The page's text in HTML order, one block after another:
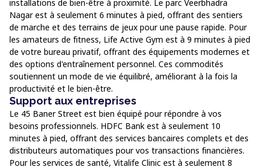
installations de bien-être à proximité. Le parc Veerbhadra
Nagar est à seulement 6 minutes à pied, offrant des sentiers
de marche et des terrains de jeux pour une pause rapide. Pour
les amateurs de fitness, Life Active Gym est à 9 minutes à pied
de votre bureau privatif, offrant des équipements modernes et
des options d'entraînement personnel. Ces commodités
soutiennent un mode de vie équilibré, améliorant à la fois la
productivité et le bien-être.
Support aux entreprises
Le 45 Baner Street est bien équipé pour répondre à vos
besoins professionnels. HDFC Bank est à seulement 10
minutes à pied, offrant des services bancaires complets et des
distributeurs automatiques pour vos transactions financières.
Pour les services de santé, Vitalife Clinic est à seulement 8